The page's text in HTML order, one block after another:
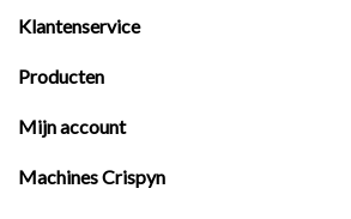
Klantenservice
Producten
Mijn account
Machines Crispyn